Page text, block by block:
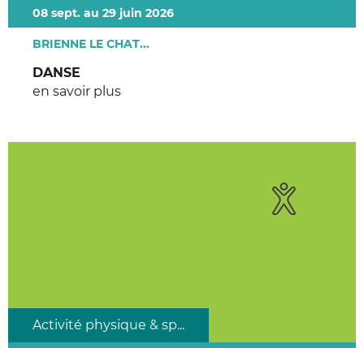
08 sept. au 29 juin 2026
BRIENNE LE CHAT...
DANSE
en savoir plus
Activité physique & sp...